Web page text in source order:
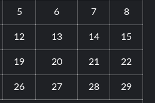
5 6 7 8
12 13 14 15
19 20 21 22
26 27 28 29